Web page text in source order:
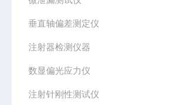
垂直轴偏差测定仪
注射器检测仪器
数显偏光应力仪
注射针刚性测试仪